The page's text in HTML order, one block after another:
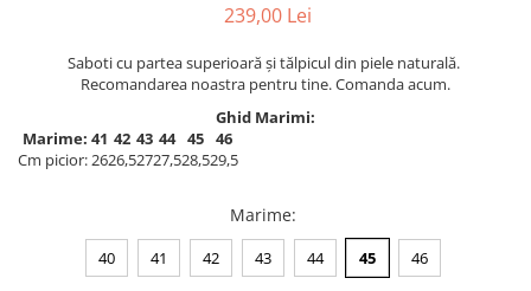
239,00 Lei
Saboti cu partea superioară şi tălpicul din piele naturală.
Recomandarea noastra pentru tine. Comanda acum.
Ghid Marimi:
Marime: 41 42 43 44 45 46
Cm picior: 2626,52727,528,529,5
Marime:
40 41 42 43 44 45
46